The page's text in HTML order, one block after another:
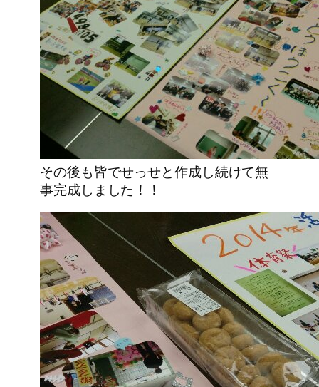
その後も皆でせっせと作成し続けて無
事完成しました！！